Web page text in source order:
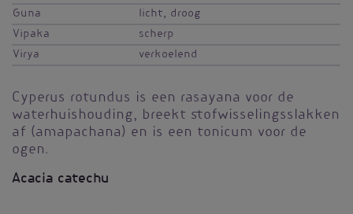
Guna
licht, droog
Vipaka
scherp
Virya
verkoelend
Cyperus rotundus is een rasayana voor de
waterhuishouding, breekt stofwisselingsslakken
af (amapachana) en is een tonicum voor de
ogen.
Acacia catechu